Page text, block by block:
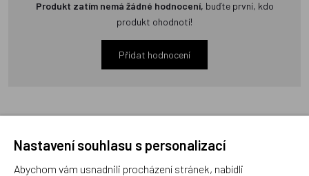
Produkt zatím nemá žádné hodnocení, buďte první, kdo
produkt ohodnotí!
Přidat hodnocení
Zboží se stejným motivem
Nastavení souhlasu s personalizací
Abychom vám usnadnili procházení stránek, nabídli